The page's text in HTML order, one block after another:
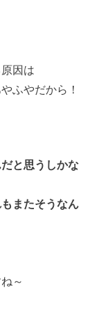
因は
ふやだから！
と思うしかな
またそうなん
～